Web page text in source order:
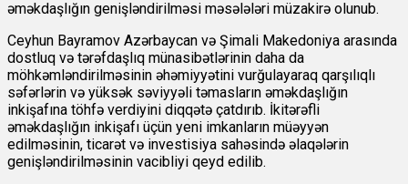
əməkdaşlığın genişləndirilməsi məsələləri müzakirə olunub.
Ceyhun Bayramov Azərbaycan və Şimali Makedoniya arasında
dostluq və tərəfdaşlıq münasibətlərinin daha da
möhkəmləndirilməsinin əhəmiyyətini vurğulayaraq qarşılıqlı
səfərlərin və yüksək səviyyəli təmasların əməkdaşlığın
inkişafına töhfə verdiyini diqqətə çatdırıb. İkitərəfli
əməkdaşlığın inkişafı üçün yeni imkanların müəyyən
edilməsinin, ticarət və investisiya sahəsində əlaqələrin
genişləndirilməsinin vacibliyi qeyd edilib.